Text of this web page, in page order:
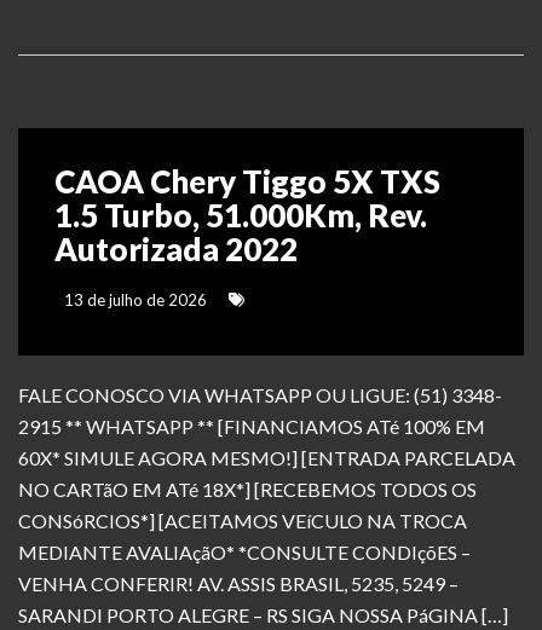
CAOA Chery Tiggo 5X TXS
1.5 Turbo, 51.000Km, Rev.
Autorizada 2022
13 de julho de 2026
FALE CONOSCO VIA WHATSAPP OU LIGUE: (51) 3348-
2915 ** WHATSAPP ** [FINANCIAMOS ATé 100% EM
60X* SIMULE AGORA MESMO!] [ENTRADA PARCELADA
NO CARTãO EM ATé 18X*] [RECEBEMOS TODOS OS
CONSóRCIOS*] [ACEITAMOS VEíCULO NA TROCA
MEDIANTE AVALIAçãO* *CONSULTE CONDIçõES –
VENHA CONFERIR! AV. ASSIS BRASIL, 5235, 5249 –
SARANDI PORTO ALEGRE – RS SIGA NOSSA PáGINA […]